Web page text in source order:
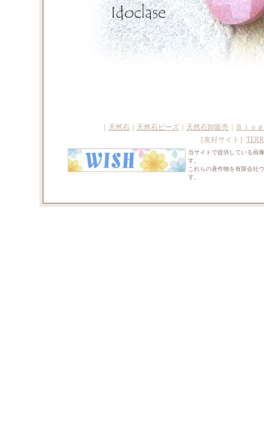
天然石 天然石ビーズ 天然石卸販売
Ｂｌｏｇ
［友好サイト］
当サイトで提供している画
す。
これらの著作物を有限会社
す。